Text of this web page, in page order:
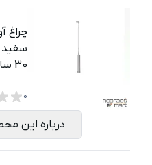
چراغ
سفید
30 سانتی متری 6 وات مازی نور
0
درباره این